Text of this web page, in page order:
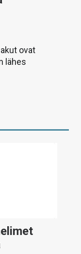
ovat
lähes